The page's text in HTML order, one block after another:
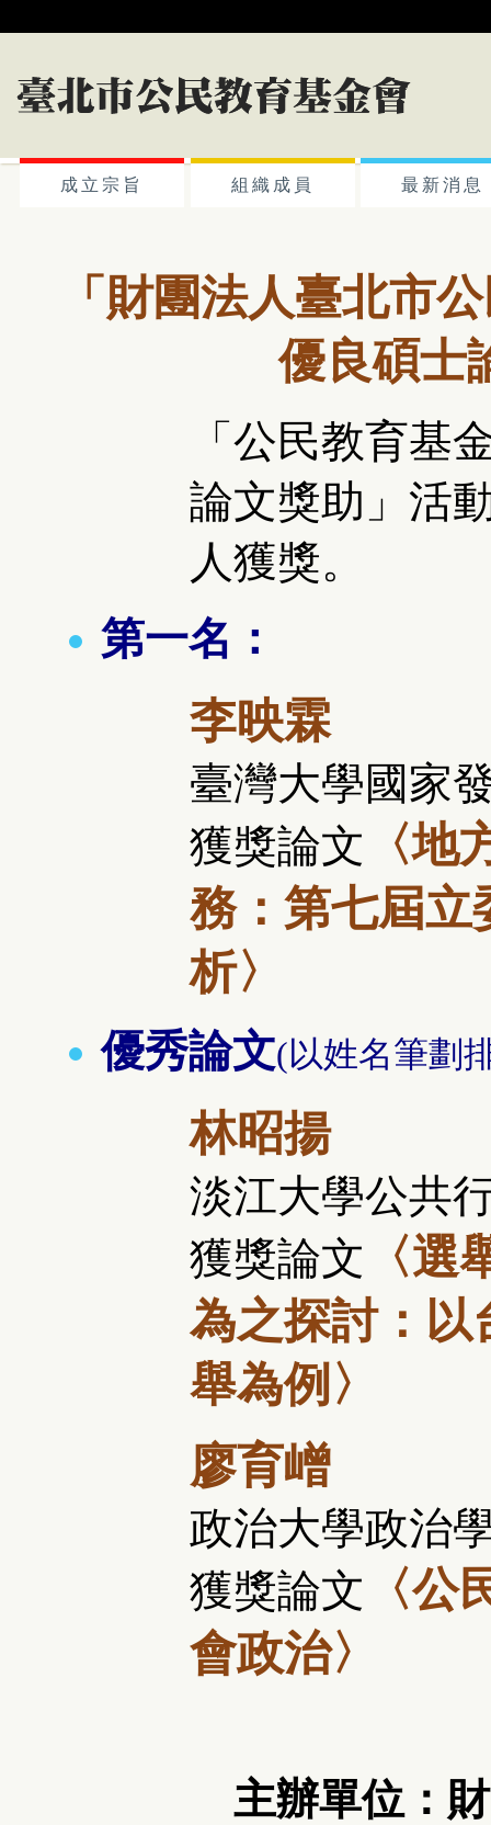
成立宗旨 組織成員 最新消息
「財團法人臺北市
優良碩士
「公民教育基
論文獎助」活
人獲獎。
第一名：
李映霖
臺灣大學國家
獲獎論文 〈
務：第七屆立
析〉
優秀論文(以姓名筆劃
林昭揚
淡江大學公共
獲獎論文 〈
為之探討：以
舉為例〉
廖育嶒
政治大學政治
獲獎論文 〈
會政治〉
主辦單位：